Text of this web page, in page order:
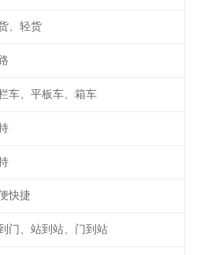
、轻货
车、平板车、箱车
快捷
门、站到站、门到站